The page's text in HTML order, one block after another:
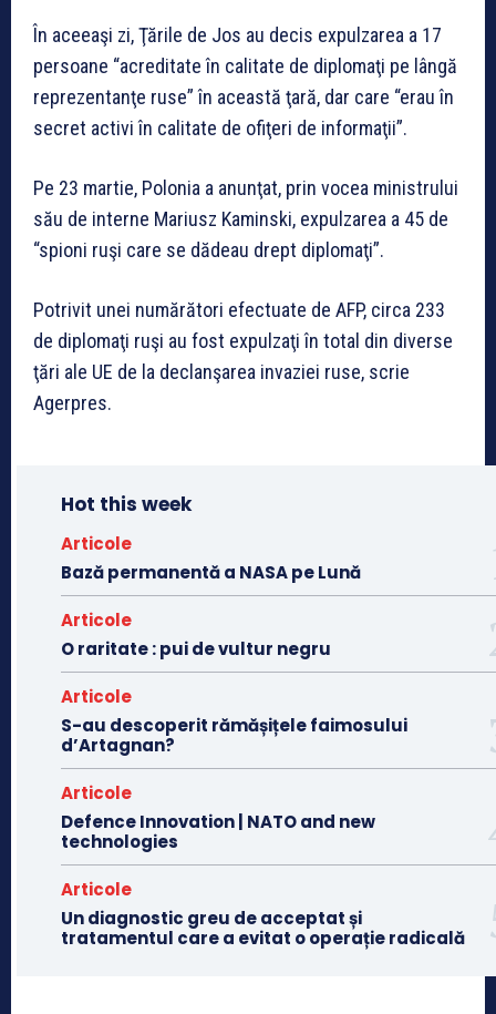
În aceeaşi zi, Ţările de Jos au decis expulzarea a 17
persoane “acreditate în calitate de diplomaţi pe lângă
reprezentanţe ruse” în această ţară, dar care “erau în
secret activi în calitate de ofiţeri de informaţii”.
Pe 23 martie, Polonia a anunţat, prin vocea ministrului
său de interne Mariusz Kaminski, expulzarea a 45 de
“spioni ruşi care se dădeau drept diplomaţi”.
Potrivit unei numărători efectuate de AFP, circa 233
de diplomaţi ruşi au fost expulzaţi în total din diverse
ţări ale UE de la declanşarea invaziei ruse, scrie
Agerpres.
Hot this week
Articole
Bază permanentă a NASA pe Lună
Articole
O raritate : pui de vultur negru
Articole
S-au descoperit rămășițele faimosului
d’Artagnan?
Articole
Defence Innovation | NATO and new
technologies
Articole
Un diagnostic greu de acceptat și
tratamentul care a evitat o operație radicală